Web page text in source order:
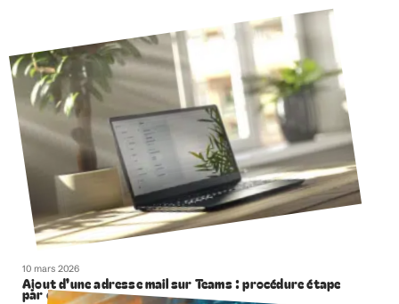
10 mars 2026
Ajout d’une adresse mail sur Teams : procédure étape
par étape